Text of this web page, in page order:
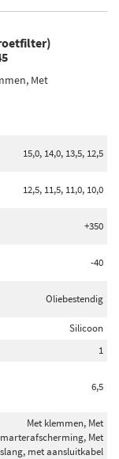
Met
15,0, 14,0, 13,5, 12,5
12,5, 11,5, 11,0, 10,0
+350
-40
Oliebestendig
Silicoon
1
6,5
Met klemmen, Met
marterafscherming, Met
met aansluitkabel